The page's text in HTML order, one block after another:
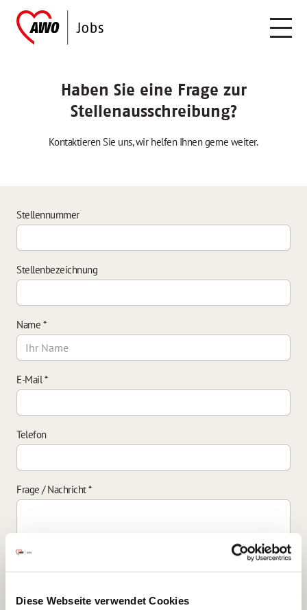
Diese Webseite verwendet Cookies
Haben Sie eine Frage zur
Stellenausschreibung?
Kontaktieren Sie uns, wir helfen Ihnen gerne weiter.
Stellennummer
Stellenbezeichnung
Name *
E-Mail*
Telefon
Frage / Nachricht*